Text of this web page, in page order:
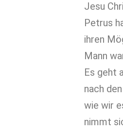
Jesu
Petrus
ihren
Mann
Es geht
nach
wie wir
nimmt